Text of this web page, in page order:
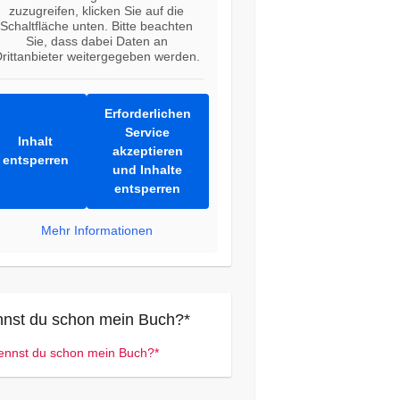
zuzugreifen, klicken Sie auf die
Schaltfläche unten. Bitte beachten
Sie, dass dabei Daten an
weitergegeben werden.
Inhalt
entsperren
Erforderlichen
Service
akzeptieren
und Inhalte
entsperren
Mehr Informationen
du schon mein Buch?*